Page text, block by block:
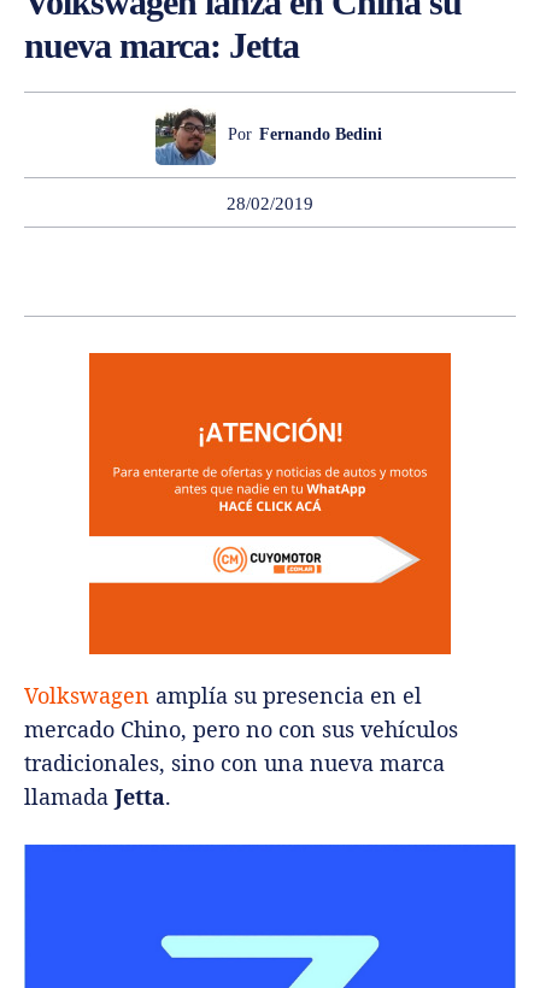
nueva marca: Jetta
Por Fernando Bedini
28/02/2019
Volkswagen amplía su presencia en el
mercado Chino, pero no con sus vehículos
tradicionales, sino con una nueva marca
llamada Jetta.